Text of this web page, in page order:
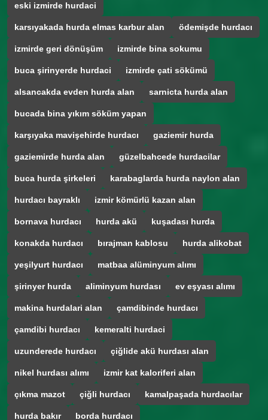
eski izmirde hurdaci
karsıyakada hurda elmas karbur alan ödemişde hurdacı
izmirde geri dönüşüm izmirde bina sokumu
buca şirinyerde hurdaci izmirde çati sökümü
alsancakda evden hurda alan sarnicta hurda alan
bucada bina yıkım söküm yapan
karşıyaka mavişehirde hurdacı gaziemir hurda
gaziemirde hurda alan güzelbahcede hurdacilar
buca hurda şirkeleri karabaglarda hurda naylon alan
hurdacı bayraklı izmir kömürlü kazan alan
bornava hurdacı hurda akü kuşadası hurda
konakda hurdacı bırajman kablosu hurda alikobat
yeşilyurt hurdacı matbaa alüminyum alımı
şirinyer hurda aliminyum hurdası ev eşyası alımı
makina hurdalari alan çamdibinde hurdacı
çamdibi hurdacı kemeralti hurdaci
uzunderede hurdacı çiğlide akü hurdası alan
nikel hurdası alımı izmir kat kaloriferi alan
çıkma mazot çiğli hurdacı kamalpaşada hurdacılar
hurda bakır borda hurdacı